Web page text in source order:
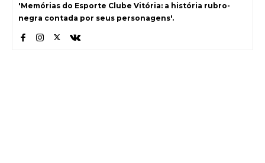
'Memórias do Esporte Clube Vitória: a história rubro-
negra contada por seus personagens'.